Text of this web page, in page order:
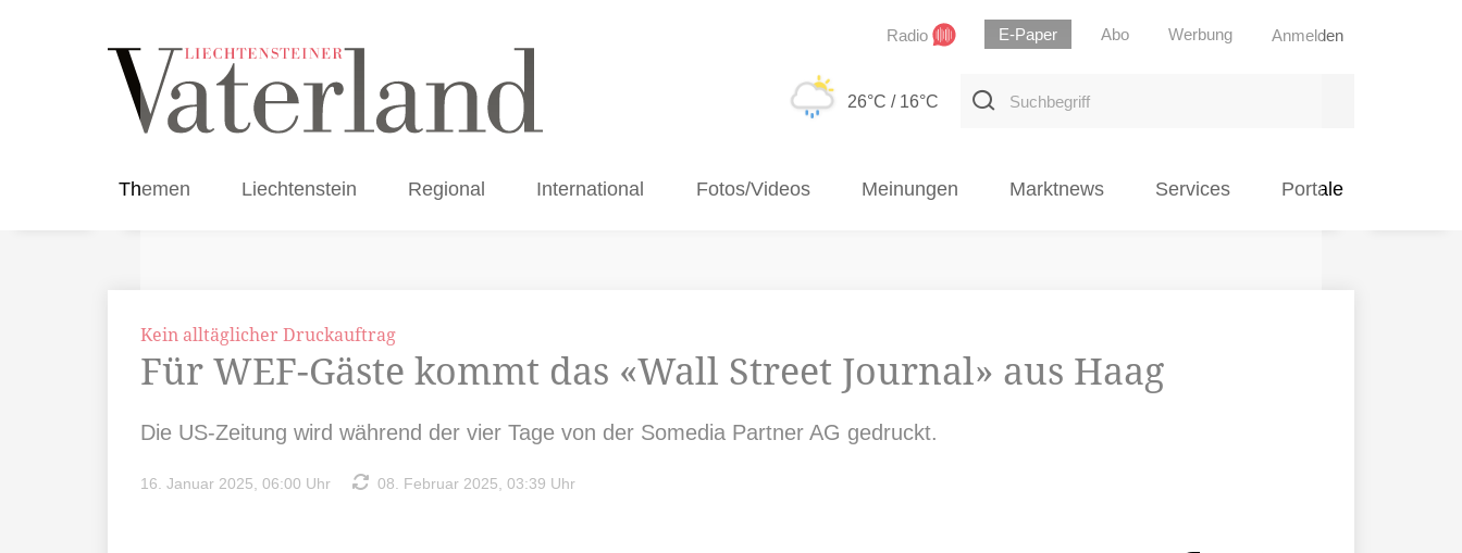
Radio E-Paper Abo Werbung Anmelden
26°C / 16°C
Suchbegriff
Themen Liechtenstein Regional International Fotos/Videos Meinungen Marktnews Services Portale
Kein alltäglicher Druckauftrag
Für WEF-Gäste kommt das «Wall Street Journal» aus Haag
Die US-Zeitung wird während der vier Tage von der Somedia Partner AG gedruckt.
16. Januar 2025, 06:00 Uhr 08. Februar 2025, 03:39 Uhr